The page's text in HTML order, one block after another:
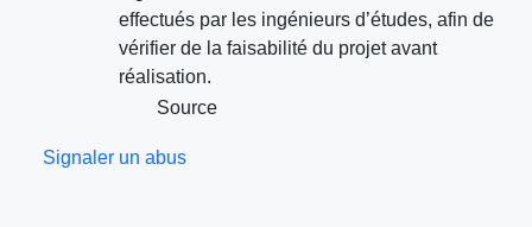
effectués par les ingénieurs d’études, afin de
vérifier de la faisabilité du projet avant
réalisation.
Source
Signaler un abus